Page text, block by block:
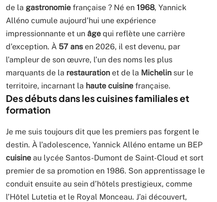
de la gastronomie française ? Né en 1968, Yannick
Alléno cumule aujourd’hui une expérience
impressionnante et un âge qui reflète une carrière
d’exception. À 57 ans en 2026, il est devenu, par
l’ampleur de son œuvre, l’un des noms les plus
marquants de la restauration et de la Michelin sur le
territoire, incarnant la haute cuisine française.
Des débuts dans les cuisines familiales et
formation
Je me suis toujours dit que les premiers pas forgent le
destin. À l’adolescence, Yannick Alléno entame un BEP
cuisine au lycée Santos-Dumont de Saint-Cloud et sort
premier de sa promotion en 1986. Son apprentissage le
conduit ensuite au sein d’hôtels prestigieux, comme
l’Hôtel Lutetia et le Royal Monceau. J’ai découvert,